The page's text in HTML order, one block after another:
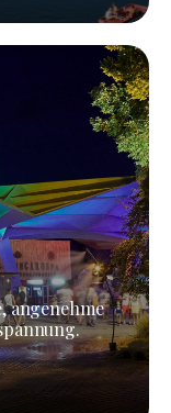
angenehme